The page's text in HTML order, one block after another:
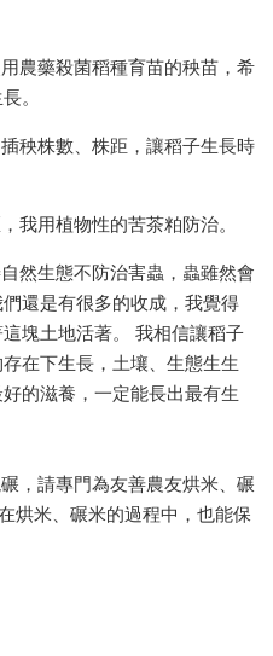
藥殺菌稻種育苗的秧苗，希
。
株數、株距，讓稻子生長時
用植物性的苦茶粕防治。
生態不防治害蟲，蟲雖然會
還是有很多的收成，我覺得
塊土地活著。 我相信讓稻子
在下生長，土壤、生態生生
的滋養，一定能長出最有生
請專門為友善農友烘米、碾
烘米、碾米的過程中，也能保